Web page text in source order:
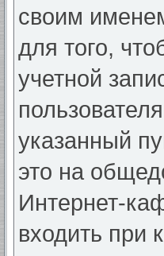
своим
для того,
учетной
указанный
это на
Интернет-
входить при